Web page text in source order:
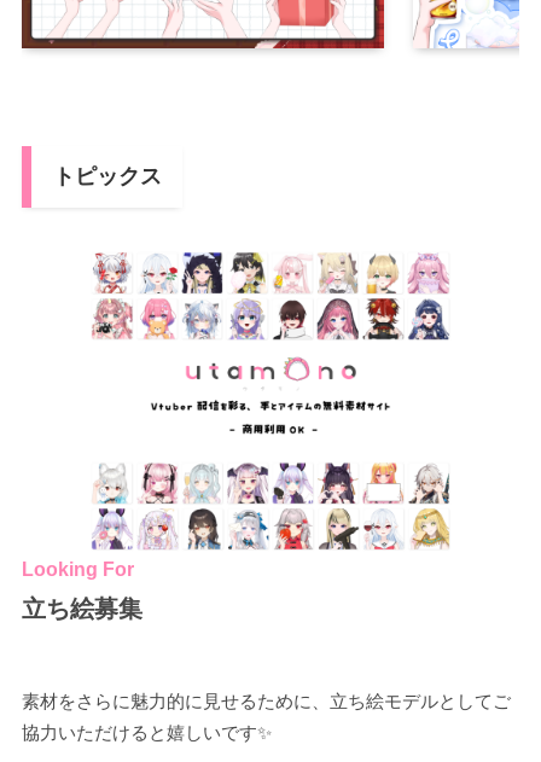
トピックス
Looking For
立ち絵募集
素材をさらに魅力的に見せるために、立ち絵モデルとしてご
協力いただけると嬉しいです✨